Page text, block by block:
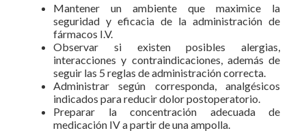
Mantener un ambiente que maximice la
seguridad y eficacia de la administración de
fármacos I.V.
Observar si existen posibles alergias,
interacciones y contraindicaciones, además de
seguir las 5 reglas de administración correcta.
Administrar según corresponda, analgésicos
indicados para reducir dolor postoperatorio.
Preparar la concentración adecuada de
medicación IV a partir de una ampolla.